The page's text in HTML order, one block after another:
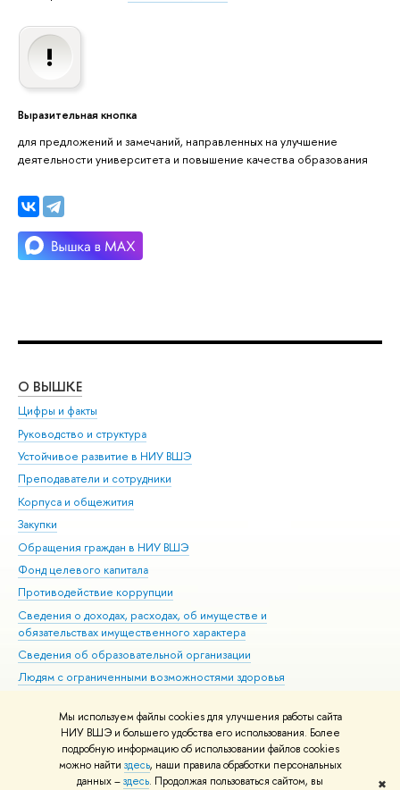
Мы используем файлы cookies для улучшения работы сайта
НИУ ВШЭ и большего удобства его использования. Более
подробную информацию об использовании файлов cookies
можно найти здесь, наши правила обработки персональных
данных –здесь. Продолжая пользоваться сайтом, вы ✖
Выразительная кнопка
для предложений и замечаний, направленных на улучшение
деятельности университета и повышение качества образования
О ВЫШКЕ
Цифры и факты
Руководство и структура
Устойчивое развитие в НИУ ВШЭ
Преподаватели и сотрудники
Корпуса и общежития
Закупки
Обращения граждан в НИУ ВШЭ
Фонд целевого капитала
Противодействие коррупции
Сведения о доходах, расходах, об имуществе и
обязательствах имущественного характера
Сведения об образовательной организации
Людям с ограниченными возможностями здоровья
Работа в Вышке